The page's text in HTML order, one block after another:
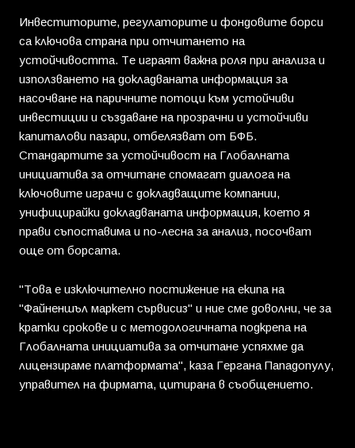
Инвеститорите, регулаторите и фондовите борси
са ключова страна при отчитането на
устойчивостта. Те играят важна роля при анализа и
използването на докладваната информация за
насочване на паричните потоци към устойчиви
инвестиции и създаване на прозрачни и устойчиви
капиталови пазари, отбелязват от БФБ.
Стандартите за устойчивост на Глобалната
инициатива за отчитане спомагат диалога на
ключовите играчи с докладващите компании,
унифицирайки докладваната информация, което я
прави съпоставима и по-лесна за анализ, посочват
още от борсата.
"Това е изключително постижение на екипа на
"Файненшъл маркет сървисиз" и ние сме доволни, че за
кратки срокове и с методологичната подкрепа на
Глобалната инициатива за отчитане успяхме да
лицензираме платформата", каза Гергана Пападопулу,
управител на фирмата, цитирана в съобщението.